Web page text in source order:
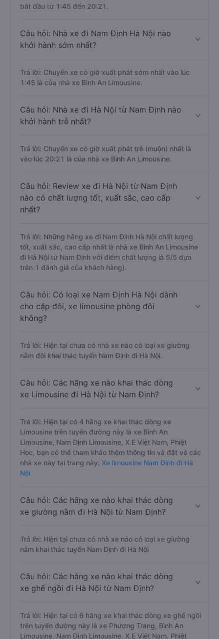
bắt đầu từ 1:45 đến 20:21.
Câu hỏi: Nhà xe đi Nam Định Hà Nội nào
khởi hành sớm nhất?
Trả lời: Chuyến xe có giờ xuất phát sớm nhất vào lúc
1:45 là của nhà xe Bình An Limousine.
Câu hỏi: Nhà xe đi Hà Nội từ Nam Định nào
khởi hành trễ nhất?
Trả lời: Chuyến xe có giờ xuất phát trễ (muộn) nhất là
vào lúc 20:21 là của nhà xe Bình An Limousine.
Câu hỏi: Review xe đi Hà Nội từ Nam Định
nào có chất lượng tốt, xuất sắc, cao cấp
nhất?
Trả lời: Những hãng xe đi Nam Định Hà Nội chất lượng
tốt, xuất sắc, cao cấp nhất là nhà xe Bình An Limousine
đi Hà Nội từ Nam Định với điểm chất lượng là 5/5 dựa
trên 1 đánh giá của khách hàng).
Câu hỏi: Có loại xe Nam Định Hà Nội dành
cho cặp đôi, xe limousine phòng đôi
không?
Trả lời: Hiện tại chưa có nhà xe nào có loại xe giường
nằm đôi khai thác tuyến Nam Định đi Hà Nội.
Câu hỏi: Các hãng xe nào khai thác dòng
xe Limousine đi Hà Nội từ Nam Định?
Trả lời: Hiện tại có 4 hãng xe khai thác dòng xe
Limousine trên tuyến đường này là xe Bình An
Limousine, Nam Định Limousine, X.E Việt Nam, Phiệt
Học, bạn có thể tham khảo thêm thông tin và đặt vé các
nhà xe này tại trang này: Xe limousine Nam Định đi Hà
Nội
Câu hỏi: Các hãng xe nào khai thác dòng
xe giường nằm đi Hà Nội từ Nam Định?
Trả lời: Hiện tại chưa có nhà xe nào có loại xe giường
nằm khai thác tuyến Nam Định đi Hà Nội
Câu hỏi: Các hãng xe nào khai thác dòng
xe ghế ngồi đi Hà Nội từ Nam Định?
Trả lời: Hiện tại có 6 hãng xe khai thác dòng xe ghế ngồi
trên tuyến đường này là xe Phương Trang, Bình An
Limousine, Nam Định Limousine, X.E Việt Nam, Phiệt